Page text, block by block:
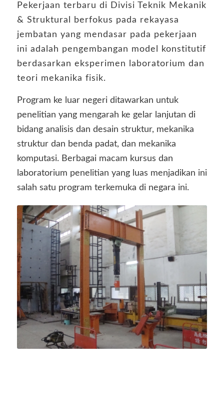
Pekerjaan terbaru di Divisi Teknik Mekanik
& Struktural berfokus pada rekayasa
jembatan yang mendasar pada pekerjaan
ini adalah pengembangan model konstitutif
berdasarkan eksperimen laboratorium dan
teori mekanika fisik.
Program ke luar negeri ditawarkan untuk
penelitian yang mengarah ke gelar lanjutan di
bidang analisis dan desain struktur, mekanika
struktur dan benda padat, dan mekanika
komputasi. Berbagai macam kursus dan
laboratorium penelitian yang luas menjadikan ini
salah satu program terkemuka di negara ini.